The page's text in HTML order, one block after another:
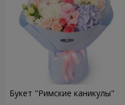
Букет "Римские каникулы"